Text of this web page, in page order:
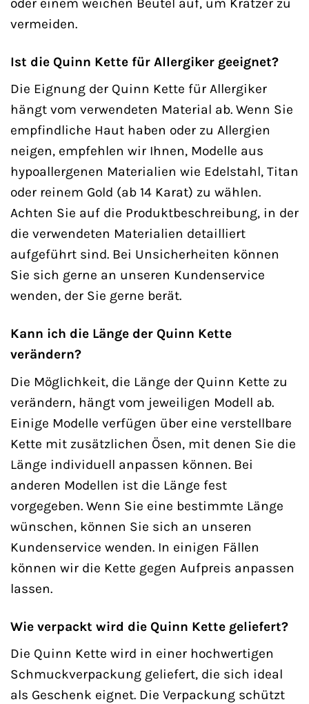
vermeiden.
Ist die Quinn Kette für Allergiker geeignet?
Die Eignung der Quinn Kette für Allergiker
hängt vom verwendeten Material ab. Wenn Sie
empfindliche Haut haben oder zu Allergien
neigen, empfehlen wir Ihnen, Modelle aus
hypoallergenen Materialien wie Edelstahl, Titan
oder reinem Gold (ab 14 Karat) zu wählen.
Achten Sie auf die Produktbeschreibung, in der
die verwendeten Materialien detailliert
aufgeführt sind. Bei Unsicherheiten können
Sie sich gerne an unseren Kundenservice
wenden, der Sie gerne berät.
Kann ich die Länge der Quinn Kette
verändern?
Die Möglichkeit, die Länge der Quinn Kette zu
verändern, hängt vom jeweiligen Modell ab.
Einige Modelle verfügen über eine verstellbare
Kette mit zusätzlichen Ösen, mit denen Sie die
Länge individuell anpassen können. Bei
anderen Modellen ist die Länge fest
vorgegeben. Wenn Sie eine bestimmte Länge
wünschen, können Sie sich an unseren
Kundenservice wenden. In einigen Fällen
können wir die Kette gegen Aufpreis anpassen
lassen.
Wie verpackt wird die Quinn Kette geliefert?
Die Quinn Kette wird in einer hochwertigen
Schmuckverpackung geliefert, die sich ideal
als Geschenk eignet. Die Verpackung schützt